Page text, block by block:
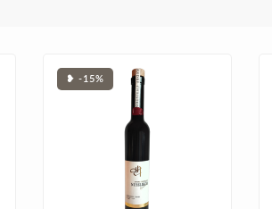
❥ -15%